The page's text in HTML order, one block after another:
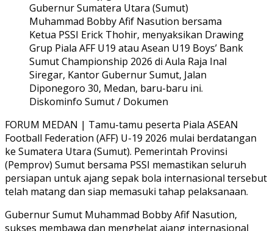
Gubernur Sumatera Utara (Sumut)
Muhammad Bobby Afif Nasution bersama
Ketua PSSI Erick Thohir, menyaksikan Drawing
Grup Piala AFF U19 atau Asean U19 Boys’ Bank
Sumut Championship 2026 di Aula Raja Inal
Siregar, Kantor Gubernur Sumut, Jalan
Diponegoro 30, Medan, baru-baru ini.
Diskominfo Sumut / Dokumen
FORUM MEDAN | Tamu-tamu peserta Piala ASEAN
Football Federation (AFF) U-19 2026 mulai berdatangan
ke Sumatera Utara (Sumut). Pemerintah Provinsi
(Pemprov) Sumut bersama PSSI memastikan seluruh
persiapan untuk ajang sepak bola internasional tersebut
telah matang dan siap memasuki tahap pelaksanaan.
Gubernur Sumut Muhammad Bobby Afif Nasution,
sukses membawa dan menghelat ajang internasional